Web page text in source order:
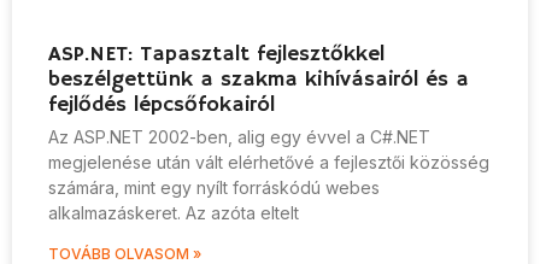
ASP.NET: Tapasztalt fejlesztőkkel
beszélgettünk a szakma kihívásairól és a
fejlődés lépcsőfokairól
Az ASP.NET 2002-ben, alig egy évvel a C#.NET
megjelenése után vált elérhetővé a fejlesztői közösség
számára, mint egy nyílt forráskódú webes
alkalmazáskeret. Az azóta eltelt
TOVÁBB OLVASOM »